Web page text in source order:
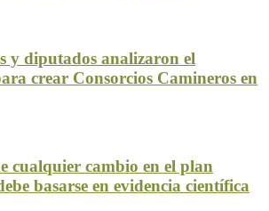
y diputados analizaron el
crear Consorcios Camineros en
cualquier cambio en el plan
basarse en evidencia científica